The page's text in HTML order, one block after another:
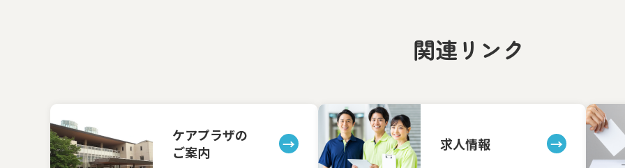
関連リンク
ケアプラザの
ご案内
求人情報